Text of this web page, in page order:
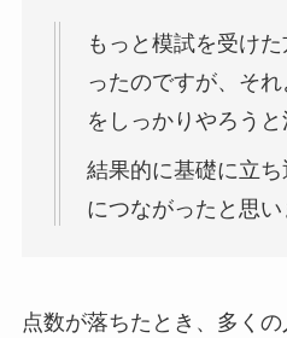
もっと模試を受け
ったのですが、そ
をしっかりやろうと
結果的に基礎に立
につながったと思い
点数が落ちたとき、多く